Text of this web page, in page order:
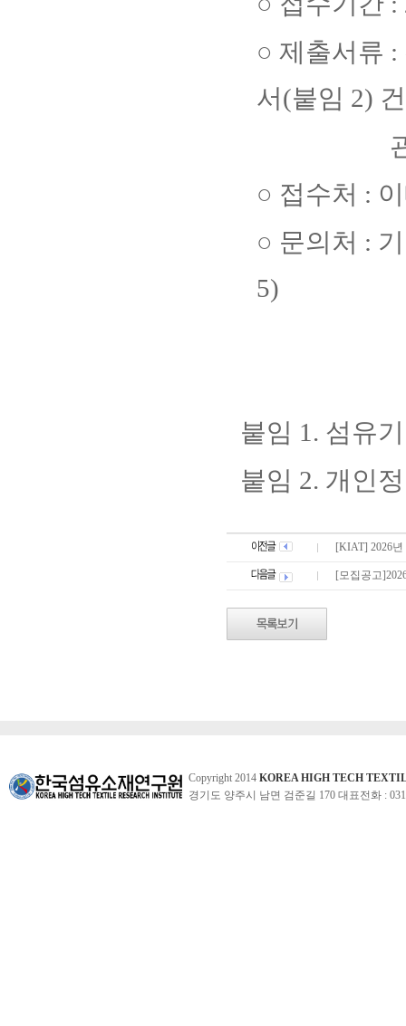
○ 제출서류 :
서(붙임 2)
관련
○ 접수처 :
○ 문의처 :
5)
붙임 1. 섬유
붙임 2. 개인
[KIAT] 2026
[모집공고
Copyright 2014 KOREA HIGH TECH
경기도 양주시 남면 검준길 170 대표전화 :